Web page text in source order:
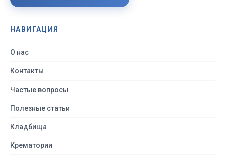
НАВИГАЦИЯ
О нас
Контакты
Частые вопросы
Полезные статьи
Кладбища
Крематории